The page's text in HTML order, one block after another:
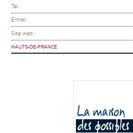
Tel. :
E-mail :
Site web :
HAUTS-DE-FRANCE